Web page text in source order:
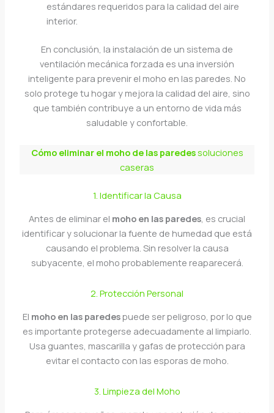
estándares requeridos para la calidad del aire
interior.
En conclusión, la instalación de un sistema de
ventilación mecánica forzada es una inversión
inteligente para prevenir el moho en las paredes. No
solo protege tu hogar y mejora la calidad del aire, sino
que también contribuye a un entorno de vida más
saludable y confortable.
Cómo eliminar el moho de las paredessoluciones
caseras
1. Identificar la Causa
Antes de eliminar el moho en las paredes, es crucial
identificar y solucionar la fuente de humedad que está
causando el problema. Sin resolver la causa
subyacente, el moho probablemente reaparecerá.
2. Protección Personal
El moho en las paredespuede ser peligroso, por lo que
es importante protegerse adecuadamente al limpiarlo.
Usa guantes, mascarilla y gafas de protección para
evitar el contacto con las esporas de moho.
3. Limpieza del Moho